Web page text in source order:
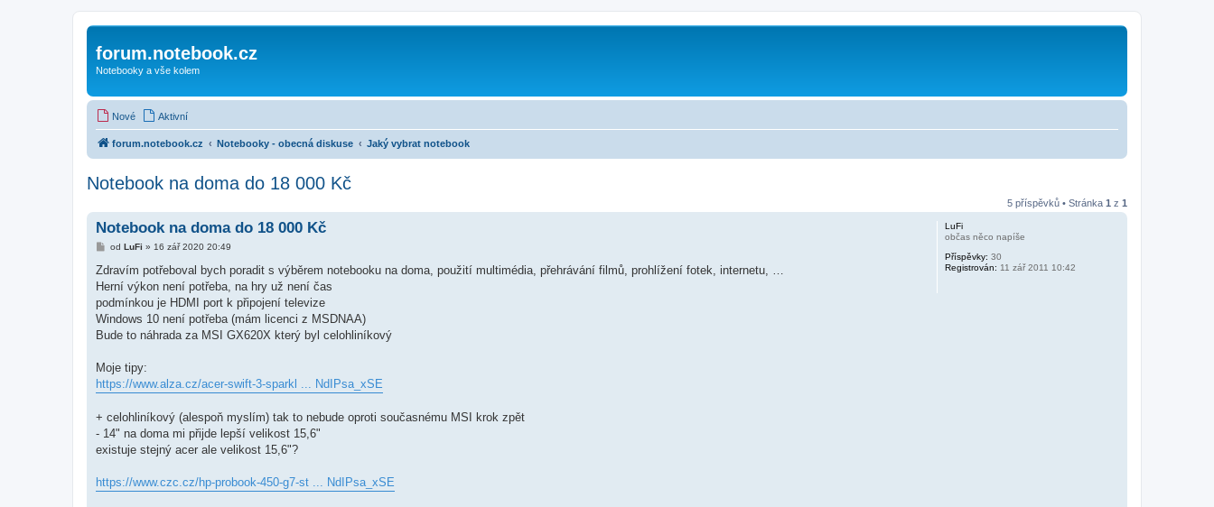
forum.notebook.cz
Notebooky a vše kolem
Nové Aktivní
forum.notebook.cz Notebooky - obecná diskuse Jaký vybrat notebook
Notebook na doma do 18 000 Kč
5 příspěvků • Stránka 1 z 1
LuFi
občas něco napíše
Příspěvky: 30
Registrován: 11 zář 2011 10:42
Notebook na doma do 18 000 Kč
P
í
p
ě
e
k
od LuFi » 16 zář 2020 20:49
Zdravím potřeboval bych poradit s výběrem notebooku na doma, použití multimédia, přehrávání filmů, prohlížení fotek, internetu, …
Herní výkon není potřeba, na hry už není čas
podmínkou je HDMI port k připojení televize
Windows 10 není potřeba (mám licenci z MSDNAA)
Bude to náhrada za MSI GX620X který byl celohliníkový
Moje tipy:
https://www.alza.cz/acer-swift-3-sparkl ... NdIPsa_xSE
+ celohliníkový (alespoň myslím) tak to nebude oproti současnému MSI krok zpět
- 14" na doma mi přijde lepší velikost 15,6"
existuje stejný acer ale velikost 15,6"?
https://www.czc.cz/hp-probook-450-g7-st ... NdIPsa_xSE